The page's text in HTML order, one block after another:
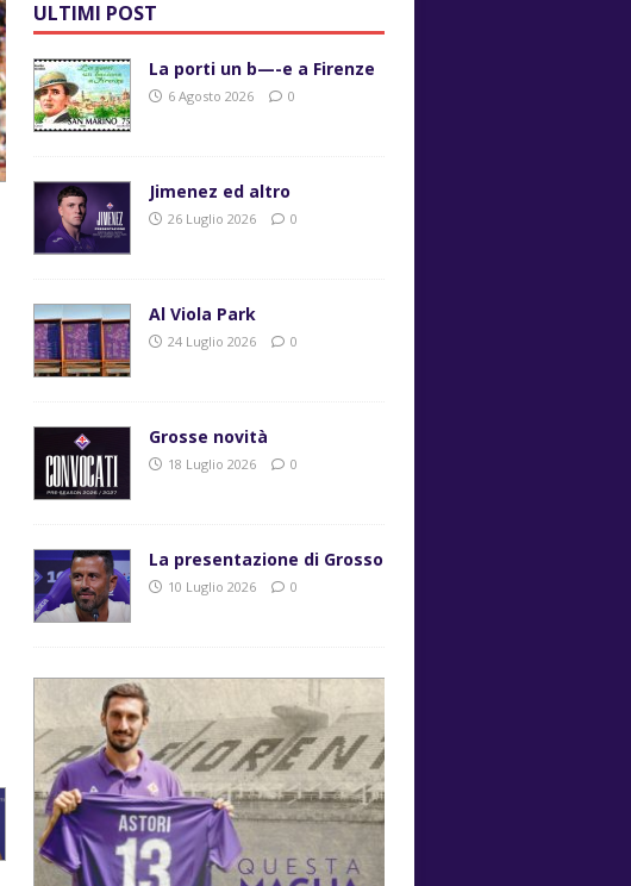
ULTIMI POST
La porti un b—-e a Firenze
6 Agosto 2026 0
Jimenez ed altro
26 Luglio 2026 0
Al Viola Park
24 Luglio 2026 0
Grosse novità
18 Luglio 2026 0
La presentazione di Grosso
10 Luglio 2026 0